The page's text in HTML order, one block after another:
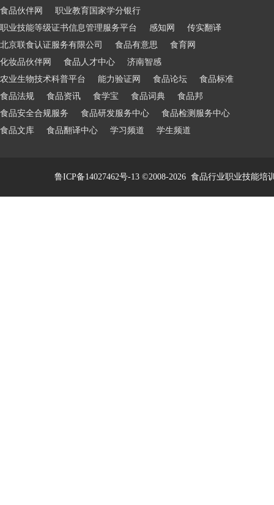
食品伙伴网
职业教育国家学分银行
职业技能等级证书信息管理服务平台
感知网
传实翻译
北京联食认证服务有限公司
食品有意思
食育网
化妆品伙伴网
食品人才中心
济南智感
农业生物技术科普平台
能力验证网 食品论坛
食品标准
食品法规
食品资讯 食学宝 食品词典
食品邦
食品安全合规服务
食品研发服务中心
食品检测服务中心
食品文库
食品翻译中心 学习频道 学生频道
鲁ICP备14027462号-13©2008-2026 食品行业职业技能培